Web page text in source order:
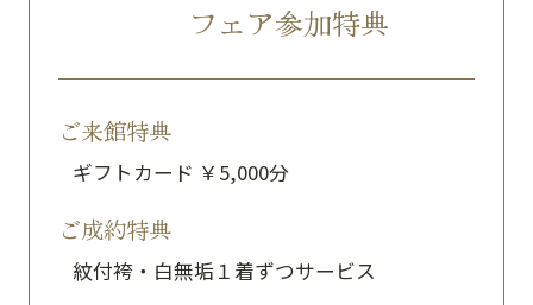
フェア参加特典
ご来館特典
ギフトカード ￥5,000分
ご成約特典
紋付袴・白無垢１着ずつサービス